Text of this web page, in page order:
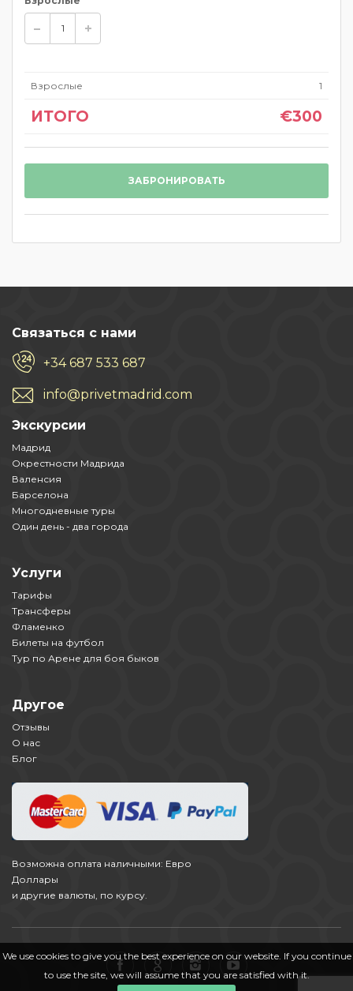
We use cookies to give you the best experience on our website. If you continue
to use the site, we will assume that you are satisfied with it.
Взрослые 1
ИТОГО €300
ЗАБРОНИРОВАТЬ
Связаться с нами
+34 687 533 687
info@privetmadrid.com
Экскурсии
Мадрид
Окрестности Мадрида
Валенсия
Барселона
Многодневные туры
Один день - два города
Услуги
Тарифы
Трансферы
Фламенко
Билеты на футбол
Тур по Арене для боя быков
Другое
Отзывы
О нас
Блог
Возможна оплата наличными: Евро
Доллары
и другие валюты, по курсу.